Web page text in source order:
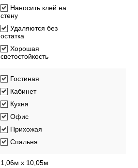
Наносить клей на
стену
Удаляются без
остатка
Хорошая
светостойкость
Гостиная
Кабинет
Кухня
Офис
Прихожая
Спальня
1,06м х 10,05м